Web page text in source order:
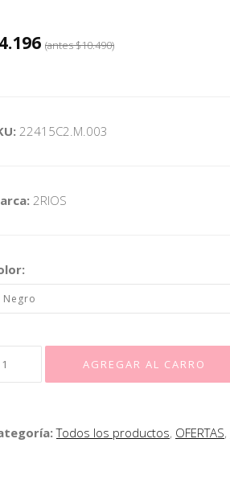
(antes$10.490)
22415C2.M.003
2RIOS
Todos los productos, OFERTAS,